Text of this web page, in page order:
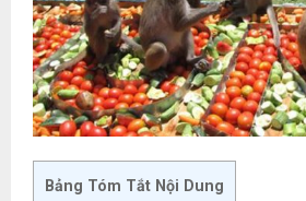
Bảng Tóm Tắt Nội Dung